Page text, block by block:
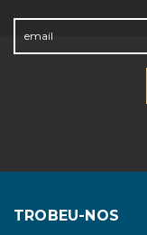
TROBEU-NOS